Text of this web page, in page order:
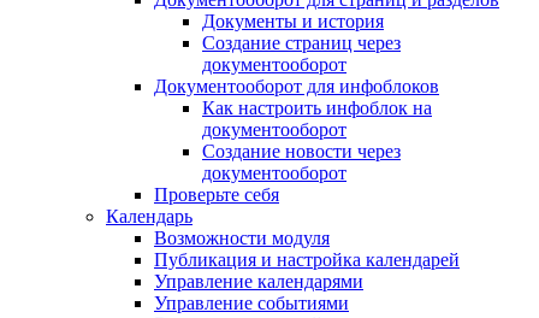
Документы и история
Создание страниц через
документооборот
Документооборот для инфоблоков
Как настроить инфоблок на
документооборот
Создание новости через
документооборот
Проверьте себя
Календарь
Возможности модуля
Публикация и настройка календарей
Управление календарями
Управление событиями